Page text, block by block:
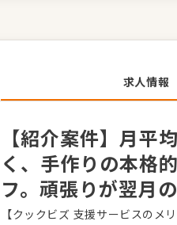
求人情報
【紹介案件】月平
く、手作りの本格
フ。頑張りが翌月
【クックビズ 支援サービスのメ